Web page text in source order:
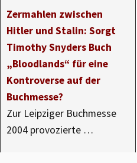
Zermahlen zwischen
Hitler und Stalin: Sorgt
Timothy Snyders Buch
„Bloodlands“ für eine
Kontroverse auf der
Buchmesse?
Zur Leipziger Buchmesse
2004 provozierte …